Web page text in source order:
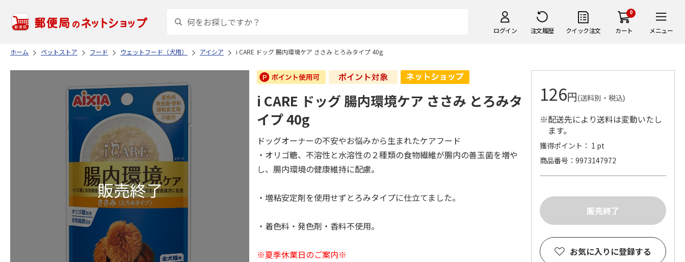
ログイン 注文履歴 クイック注文
0
カート メニュー
ホーム ペットストア フード ウェットフード（犬用） アイシア i CARE ドッグ 腸内環境ケア ささみ とろみタイプ 40g
i CARE ドッグ 腸内環境ケア ささみ とろみタ
イプ 40g
ドッグオーナーの不安やお悩みから生まれたケアフード
・オリゴ糖、不溶性と水溶性の２種類の食物繊維が腸内の善玉菌を増や
し、腸内環境の健康維持に配慮。
・増粘安定剤を使用せずとろみタイプに仕立てました。
・着色料・発色剤・香料不使用。
※夏季休業日のご案内※
126円(送料別・税込)
※配送先により送料は変動いたし
ます。
獲得ポイント： 1 pt
商品番号
9973147972
お気に入りに登録する